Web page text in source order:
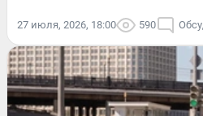
27 июля, 2026, 18:00 590